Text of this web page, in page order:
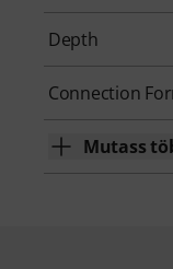
Depth
Connection
Mutass